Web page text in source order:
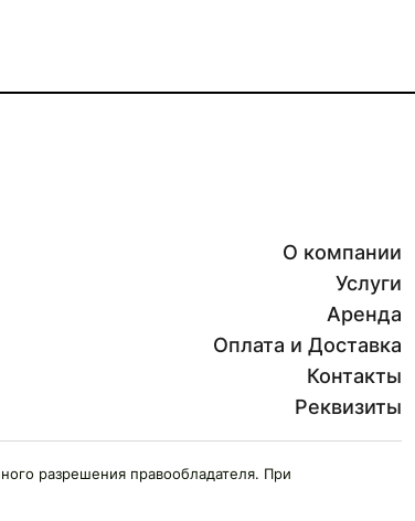
О компании
Услуги
Аренда
Оплата и Доставка
Контакты
Реквизиты
разрешения правообладателя. При